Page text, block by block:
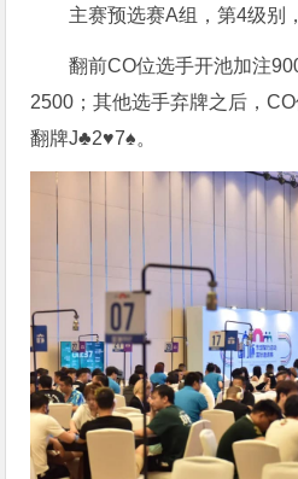
主赛预选赛A组，第4级别
翻前CO位选手开池加注
2500；其他选手弃牌之后，
翻牌J♣️2♥️7♠️。